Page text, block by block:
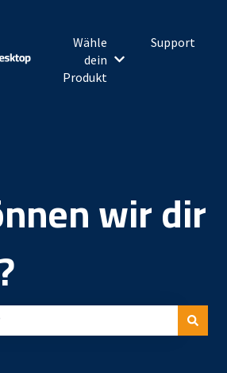
Wähle
dein
Produkt
Untermenü für
Support
wir dir